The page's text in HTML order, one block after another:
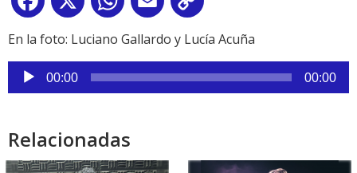
Facebook
X WhatsApp
Email
Link
En la foto: Luciano Gallardo y Lucía Acuña
Reproductor
de
00:00 00:00
Relacionadas